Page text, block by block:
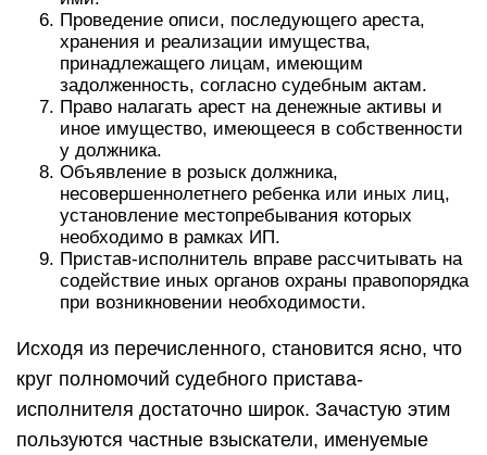
Проведение описи, последующего ареста,
хранения и реализации имущества,
принадлежащего лицам, имеющим
задолженность, согласно судебным актам.
Право налагать арест на денежные активы и
иное имущество, имеющееся в собственности
у должника.
Объявление в розыск должника,
несовершеннолетнего ребенка или иных лиц,
установление местопребывания которых
необходимо в рамках ИП.
Пристав-исполнитель вправе рассчитывать на
содействие иных органов охраны правопорядка
при возникновении необходимости.
Исходя из перечисленного, становится ясно, что
круг полномочий судебного пристава-
исполнителя достаточно широк. Зачастую этим
пользуются частные взыскатели, именуемые